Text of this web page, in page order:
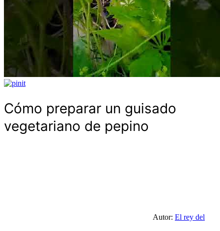
Cómo preparar un guisado
vegetariano de pepino
Autor: El rey del